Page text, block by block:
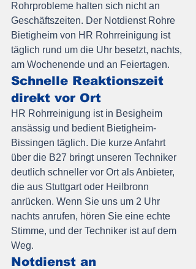
Rohrprobleme halten sich nicht an
Geschäftszeiten. Der Notdienst Rohre
Bietigheim von HR Rohrreinigung ist
täglich rund um die Uhr besetzt, nachts,
am Wochenende und an Feiertagen.
Schnelle Reaktionszeit
direkt vor Ort
HR Rohrreinigung ist in Besigheim
ansässig und bedient Bietigheim-
Bissingen täglich. Die kurze Anfahrt
über die B27 bringt unseren Techniker
deutlich schneller vor Ort als Anbieter,
die aus Stuttgart oder Heilbronn
anrücken. Wenn Sie uns um 2 Uhr
nachts anrufen, hören Sie eine echte
Stimme, und der Techniker ist auf dem
Weg.
Notdienst an